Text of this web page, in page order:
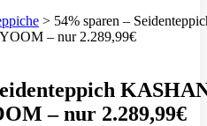
> 54% sparen –
– nur 2.289,99€
– nur 2.289,99€